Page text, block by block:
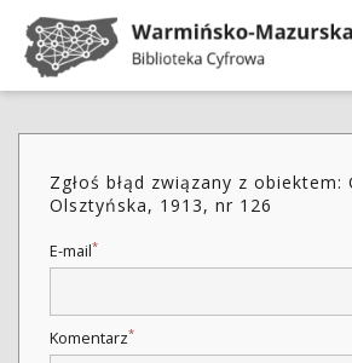
Zgłoś błąd związany z obiektem:
Olsztyńska, 1913, nr 126
E-mail*
Komentarz*